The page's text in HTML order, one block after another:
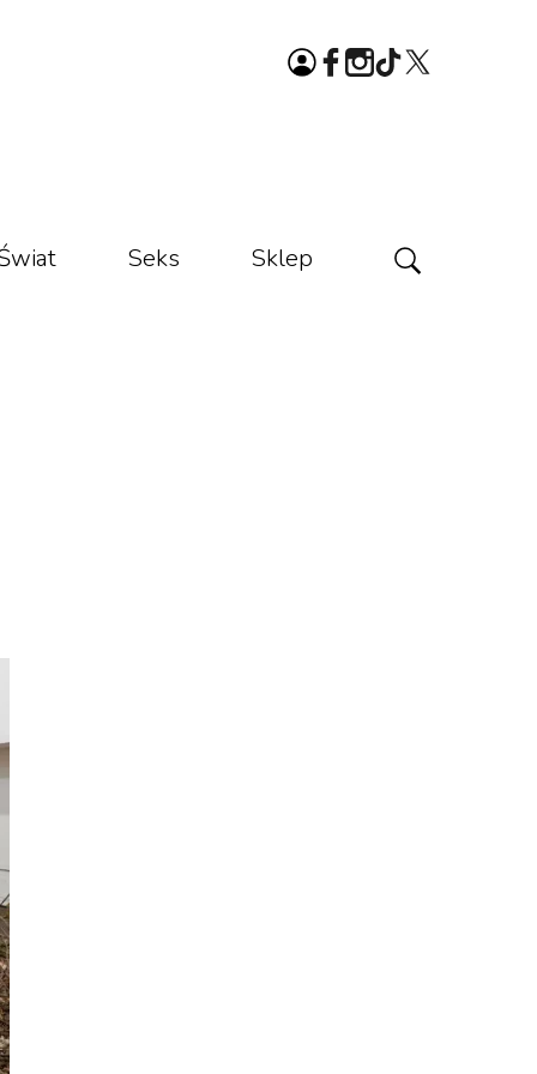
Seks Sklep